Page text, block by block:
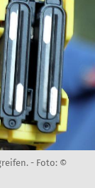
- Foto: ©